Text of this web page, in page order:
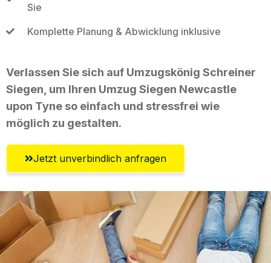
Sie
Komplette Planung & Abwicklung inklusive
Verlassen Sie sich auf Umzugskönig Schreiner
Siegen, um Ihren Umzug Siegen Newcastle
upon Tyne so einfach und stressfrei wie
möglich zu gestalten.
Jetzt unverbindlich anfragen